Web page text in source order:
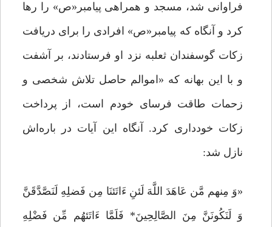
فراوانی شد، مسجد و همراهی پیامبر«ص» را رها
کرد و آنگاه که پیامبر«ص» افرادی را برای دریافت
زکات گوسفندان ثعلبه نزد او فرستادند، بر آشفت
و با این بهانه که «اموالم حاصل تلاش شخصی و
زحمات طاقت فرسای خودم است، از پرداخت
زکات خودداری کرد. آنگاه این آیات در باره‌اش
نازل شد:
«وَ مِنهم مَّن عَاهَدَ اللَّهَ لَئنِ ءَاتَئنَا مِن فَضلِهِ لَنَصَّدَّقَنَّ
وَ لَنَکُونَنَّ مِنَ الصَّالِحِینَ* فَلَمَّا ءَاتَئهُم مِّن فَضْلِهِ